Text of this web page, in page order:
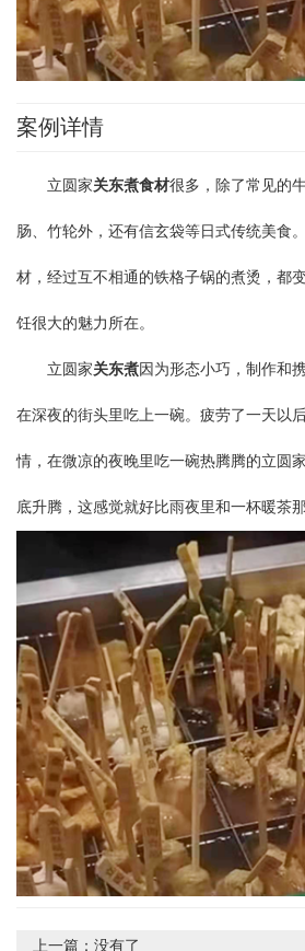
案例详情
立圆家关东煮食材很多，除了常见的
肠、竹轮外，还有信玄袋等日式传统美食
材，经过互不相通的铁格子锅的煮烫，都
饪很大的魅力所在。
立圆 家关东煮因为形态小巧，制作和
在深夜的街头里吃上一碗。疲劳了一天以
情，在微凉的夜晚里吃一碗热腾腾的立圆
底升腾，这感觉就好比雨夜里和一杯暖茶
上一篇： 没有了